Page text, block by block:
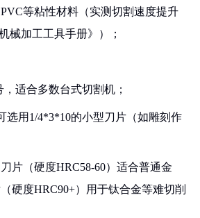
等粘性材料（实测切割速度提升
械加工工具手册》）；
适合多数台式切割机；
选用1/4*3*10的小型刀片（如雕刻作
片（硬度HRC58-60）适合普通金
硬度HRC90+）用于钛合金等难切削